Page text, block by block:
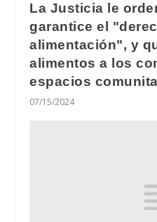
La Justicia le
garantice el
alimentación", y
alimentos a los
espacios
07/15/2024